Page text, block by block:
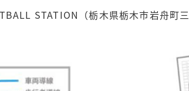
STATION（栃木県栃木市岩舟町